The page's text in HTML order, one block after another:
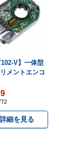
V】一体型
メントエンコ
詳細を見る